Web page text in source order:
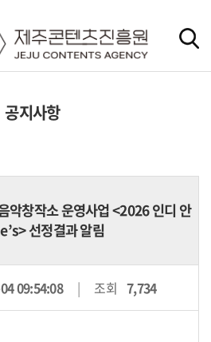
공지사항
악창작소 운영사업 <2026 인디 안
선정결과 알림
09:54:08 조회 7,734